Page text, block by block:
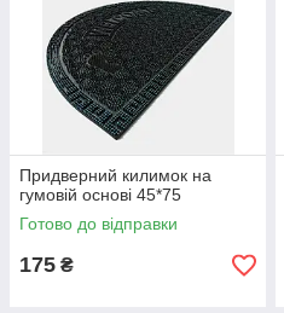
Придверний килимок на
гумовій основі 45*75
Готово до відправки
175 ₴